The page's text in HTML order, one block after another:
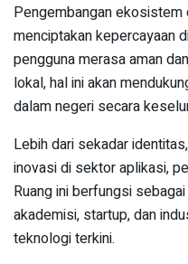
Pengembangan ekosistem
menciptakan kepercayaan
pengguna merasa aman
lokal, hal ini akan
dalam negeri secara
Lebih dari sekadar
inovasi di sektor aplikasi,
Ruang ini berfungsi
akademisi, startup, dan
teknologi terkini.